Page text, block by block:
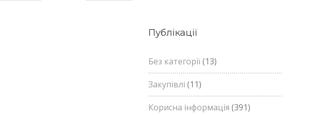
Публікації
Без категорії(13)
Закупівлі (11)
Корисна інформація (391)